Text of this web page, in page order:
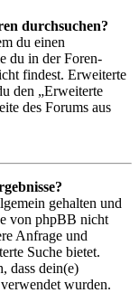
durchsuchen?
du einen
du in der Foren-
findest. Erweiterte
den „Erweiterte
des Forums aus
gehalten und
von phpBB nicht
Anfrage und
Suche bietet.
dass dein(e)
wurden.